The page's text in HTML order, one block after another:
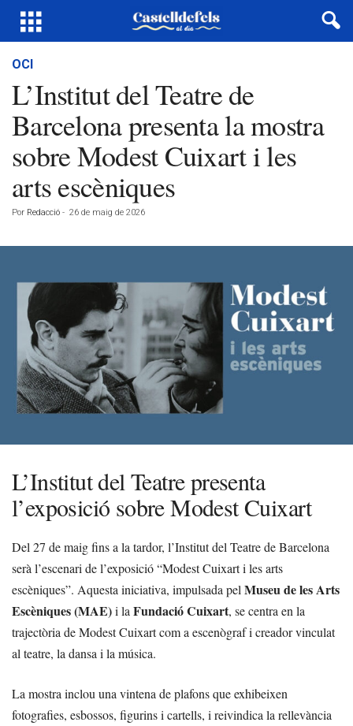
OCI
L’Institut del Teatre de
Barcelona presenta la mostra
sobre Modest Cuixart i les
arts escèniques
Por Redacció - 26 de maig de 2026
L’Institut del Teatre presenta
l’exposició sobre Modest Cuixart
Del 27 de maig fins a la tardor, l’Institut del Teatre de Barcelona
serà l’escenari de l’exposició “Modest Cuixart i les arts
escèniques”. Aquesta iniciativa, impulsada pel Museu de les Arts
Escèniques (MAE)i la Fundació Cuixart, se centra en la
trajectòria de Modest Cuixart com a escenògraf i creador vinculat
al teatre, la dansa i la música.
La mostra inclou una vintena de plafons que exhibeixen
fotografies, esbossos, figurins i cartells, i reivindica la rellevància